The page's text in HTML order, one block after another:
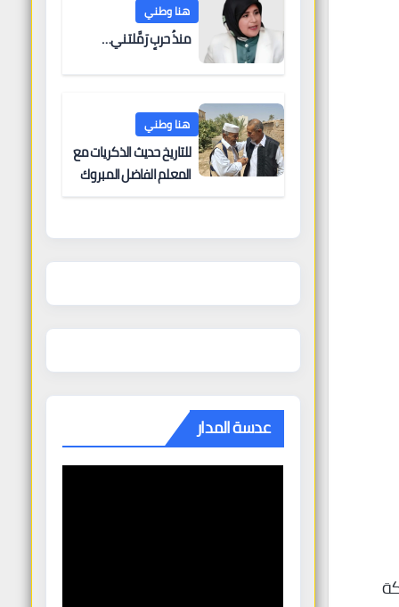
هنا وطني
منذُ حربٍ رَمَّلتني…
هنا وطني
للتاريخ حديث الذكريات مع
المعلم الفاضل المبروك
عدسة المدار